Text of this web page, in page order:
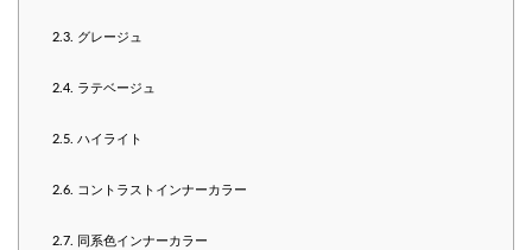
2.3. グレージュ
2.4. ラテベージュ
2.5. ハイライト
2.6. コントラストインナーカラー
2.7. 同系色インナーカラー